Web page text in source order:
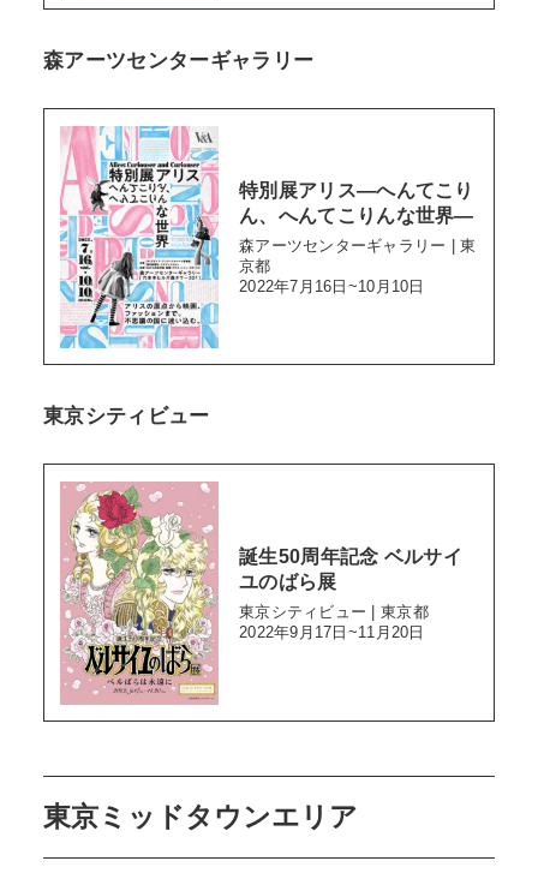
森アーツセンターギャラリー
特別展アリス―へんてこり
ん、へんてこりんな世界―
森アーツセンターギャラリー | 東
京都
2022年7月16日~10月10日
東京シティビュー
誕生50周年記念 ベルサイ
ユのばら展
東京シティビュー | 東京都
2022年9月17日~11月20日
東京ミッドタウンエリア